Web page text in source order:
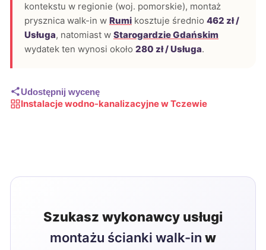
kontekstu w regionie (woj. pomorskie), montaż
prysznica walk-in w Rumi kosztuje średnio 462 zł /
Usługa, natomiast w Starogardzie Gdańskim
wydatek ten wynosi około 280 zł / Usługa.
Udostępnij wycenę
Instalacje wodno-kanalizacyjne w Tczewie
Szukasz wykonawcy usługi
montażu ścianki walk-in w